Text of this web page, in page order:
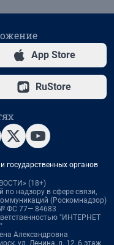
App Store
RuStore
государственных органов
(18+)
по надзору в сфере связи,
(Роскомнадзор)
ФС 77— 84683
"ИНТЕРНЕТ
Александровна